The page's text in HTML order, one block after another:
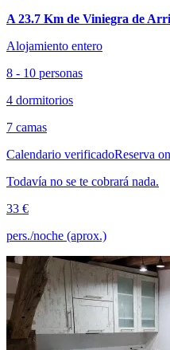
A 23.7 Km de Viniegra de
Alojamiento entero
8 - 10 personas
4 dormitorios
7 camas
Calendario verificadoReserva
Todavía no se te cobrará nada.
33 €
pers./noche (aprox.)